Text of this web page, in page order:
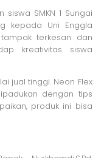
SMKN 1 Sungai
kepada Uni Enggla
terkesan dan
kreativitas siswa
jual tinggi. Neon Flex
dengan tips
produk ini bisa